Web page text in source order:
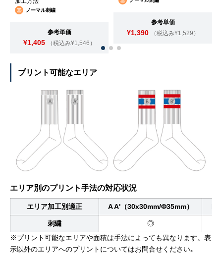
ノーマル刺繍
参考単価
¥1,405 （税込み¥1,546）
参考単価
¥1,390 （税込み¥1,529）
プリント可能なエリア
エリア別のプリント手法の対応状況
エリア加工別適正 A A'（30x30mm/Φ35mm）
刺繍
◎
※プリント可能なエリアや面積は手法によっても異なります。表
示以外のエリアへのプリントについてはお問合せください｡